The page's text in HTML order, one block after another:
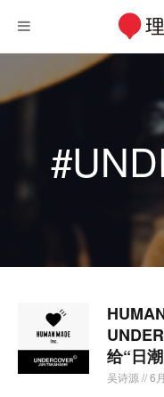
给“日
吴诗源 // 6